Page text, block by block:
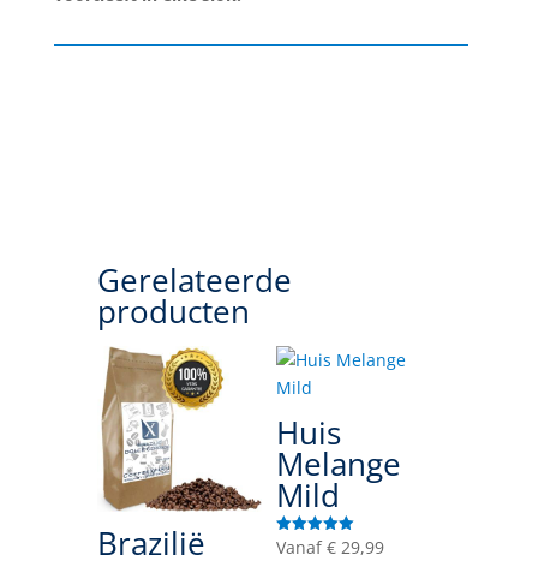
Gerelateerde
producten
Brazilië
Huis
Melange
Mild
Gewaardeerd
Vanaf €29,99